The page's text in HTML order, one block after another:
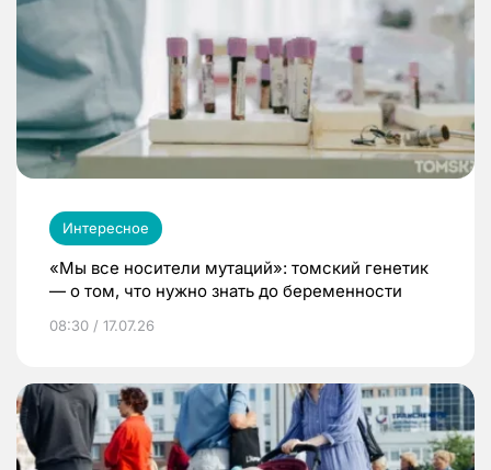
Интересное
«Мы все носители мутаций»: томский генетик
— о том, что нужно знать до беременности
08:30 / 17.07.26